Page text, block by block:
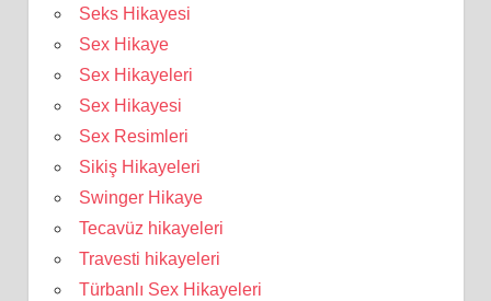
Seks Hikayesi
Sex Hikaye
Sex Hikayeleri
Sex Hikayesi
Sex Resimleri
Sikiş Hikayeleri
Swinger Hikaye
Tecavüz hikayeleri
Travesti hikayeleri
Türbanlı Sex Hikayeleri